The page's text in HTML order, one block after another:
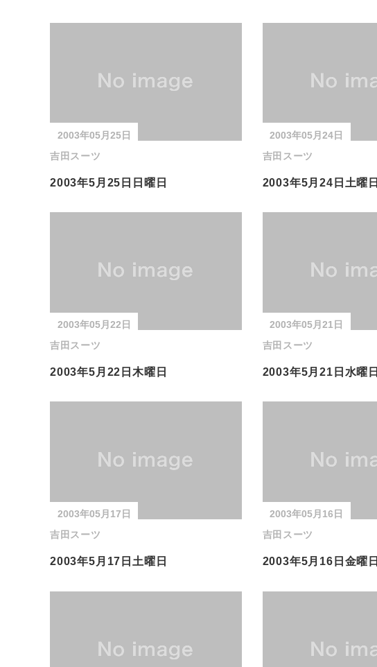
2003年05月25日
吉田スーツ
2003年5月25日日曜日
2003年05月24日
吉田スーツ
2003年5月24日土曜日
2003年05月22日
吉田スーツ
2003年5月22日木曜日
2003年05月21日
吉田スーツ
2003年5月21日水曜日
2003年05月17日
吉田スーツ
2003年5月17日土曜日
2003年05月16日
吉田スーツ
2003年5月16日金曜日